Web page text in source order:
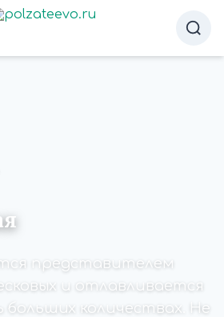
представителем
и отлавливается
больших количествах. Не